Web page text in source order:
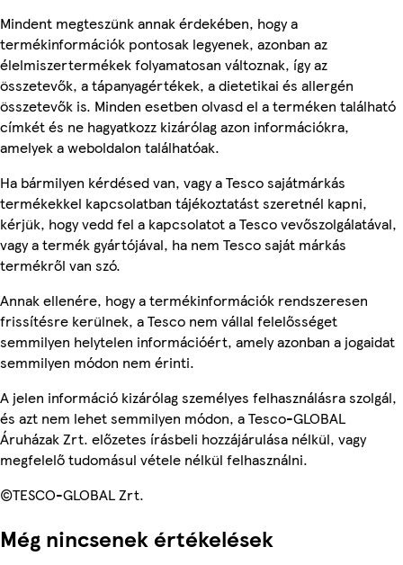
Mindent megteszünk annak érdekében, hogy a
termékinformációk pontosak legyenek, azonban az
élelmiszertermékek folyamatosan változnak, így az
összetevők, a tápanyagértékek, a dietetikai és allergén
összetevők is. Minden esetben olvasd el a terméken található
címkét és ne hagyatkozz kizárólag azon információkra,
amelyek a weboldalon találhatóak.
Ha bármilyen kérdésed van, vagy a Tesco sajátmárkás
termékekkel kapcsolatban tájékoztatást szeretnél kapni,
kérjük, hogy vedd fel a kapcsolatot a Tesco vevőszolgálatával,
vagy a termék gyártójával, ha nem Tesco saját márkás
termékről van szó.
Annak ellenére, hogy a termékinformációk rendszeresen
frissítésre kerülnek, a Tesco nem vállal felelősséget
semmilyen helytelen információért, amely azonban a jogaidat
semmilyen módon nem érinti.
A jelen információ kizárólag személyes felhasználásra szolgál,
és azt nem lehet semmilyen módon, a Tesco-GLOBAL
Áruházak Zrt. előzetes írásbeli hozzájárulása nélkül, vagy
megfelelő tudomásul vétele nélkül felhasználni.
©TESCO-GLOBAL Zrt.
Még nincsenek értékelések